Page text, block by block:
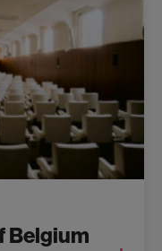
Belgium